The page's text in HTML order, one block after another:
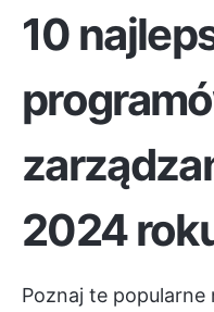
10
2024
Poznaj te